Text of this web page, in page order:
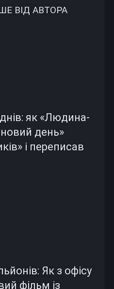
ВІД АВТОРА
як «Людина-
день»
і переписав
Як з офісу
фільм із